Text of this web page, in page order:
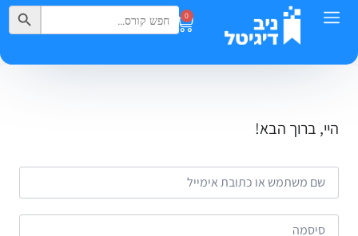
0
Search
for:
Search Button
היי, ברוך הבא!